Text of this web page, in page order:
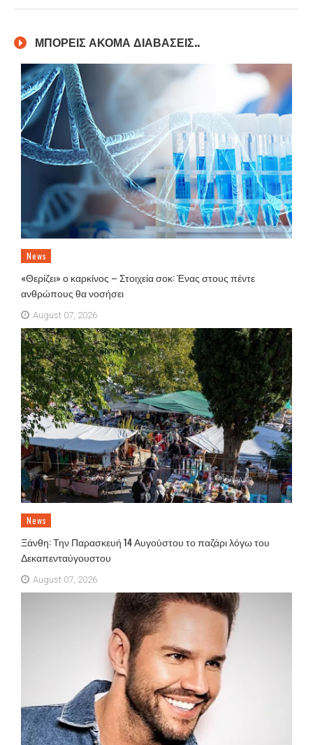
ΜΠΟΡΕΙΣ ΑΚΟΜΑ ΔΙΑΒΑΣΕΙΣ..
News
«Θερίζει» ο καρκίνος – Στοιχεία σοκ: Ένας στους πέντε
ανθρώπους θα νοσήσει
August 07, 2026
News
Ξάνθη: Την Παρασκευή 14 Αυγούστου το παζάρι λόγω του
Δεκαπενταύγουστου
August 07, 2026